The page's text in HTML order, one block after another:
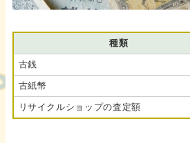
種類
古銭
古紙幣
リサイクルショップの査定額